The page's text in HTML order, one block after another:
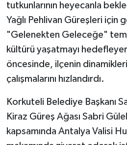
tutkunlarının heyecanla
Yağlı Pehlivan Güreşleri için
"Gelenekten Geleceğe"
kültürü yaşatmayı
öncesinde, ilçenin
çalışmalarını hızlandırdı.
Korkuteli Belediye Başkanı
Kiraz Güreş Ağası Sabri
kapsamında Antalya Valisi